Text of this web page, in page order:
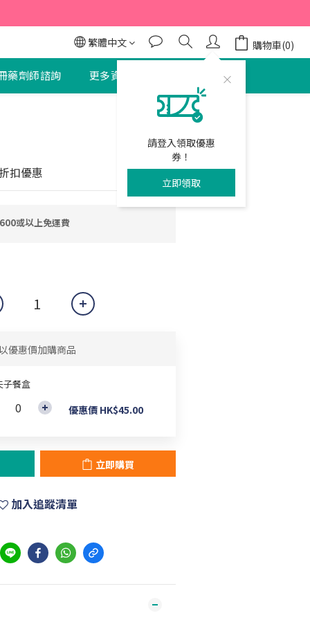
繁體中文
請登入領取優惠
券！
立即領取
購物車(0)
藥劑師諮詢 更多資訊
扣優惠
或以上免運費
優惠價加購商品
子餐盒
優惠價 HK$45.00
立即購買
加入追蹤清單
立即購買